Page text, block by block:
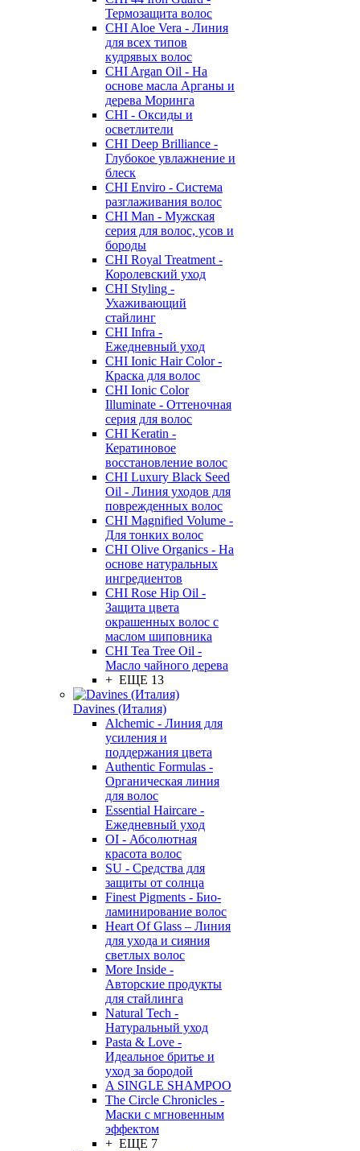
Термозащита волос
CHI Aloe Vera - Линия
для всех типов
кудрявых волос
CHI Argan Oil - На
основе масла Арганы и
дерева Моринга
CHI - Оксиды и
осветлители
CHI Deep Brilliance -
Глубокое увлажнение и
блеск
CHI Enviro - Система
разглаживания волос
CHI Man - Мужская
серия для волос, усов и
бороды
CHI Royal Treatment -
Королевский уход
CHI Styling -
Ухаживающий
стайлинг
CHI Infra -
Ежедневный уход
CHI Ionic Hair Color -
Краска для волос
CHI Ionic Color
Illuminate - Оттеночная
серия для волос
CHI Keratin -
Кератиновое
восстановление волос
CHI Luxury Black Seed
Oil - Линия уходов для
поврежденных волос
CHI Magnified Volume -
Для тонких волос
CHI Olive Organics - На
основе натуральных
ингредиентов
CHI Rose Hip Oil -
Защита цвета
окрашенных волос с
маслом шиповника
CHI Tea Tree Oil -
Масло чайного дерева
+ ЕЩЕ 13
Davines (Италия)
Alchemic - Линия для
усиления и
поддержания цвета
Authentic Formulas -
Органическая линия
для волос
Essential Haircare -
Eжедневный уход
OI - Абсолютная
красота волос
SU - Средства для
защиты от солнца
Finest Pigments - Био-
ламинирование волос
Heart Of Glass – Линия
для ухода и сияния
светлых волос
More Inside -
Авторские продукты
для стайлинга
Natural Tech -
Натуральный уход
Pasta & Love -
Идеальное бритье и
уход за бородой
A SINGLE SHAMPOO
The Circle Chronicles -
Маски с мгновенным
эффектом
+ ЕЩЕ 7